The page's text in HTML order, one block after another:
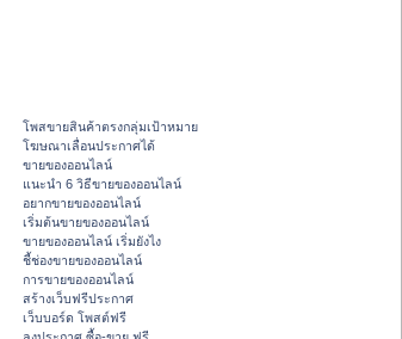
โพสขายสินค้าตรงกลุ่มเป้าหมาย
โฆษณาเลื่อนประกาศได้
ขายของออนไลน์
แนะนำ 6 วิธีขายของออนไลน์
อยากขายของออนไลน์
เริ่มต้นขายของออนไลน์
ขายของออนไลน์ เริ่มยังไง
ชี้ช่องขายของออนไลน์
การขายของออนไลน์
สร้างเว็บฟรีประกาศ
เว็บบอร์ด โพสต์ฟรี